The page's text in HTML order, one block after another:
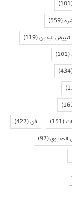
(101)
(559)
تبييض اليدين(119)
(101)
(434)
(151) فن(427)
الحديوي(97)